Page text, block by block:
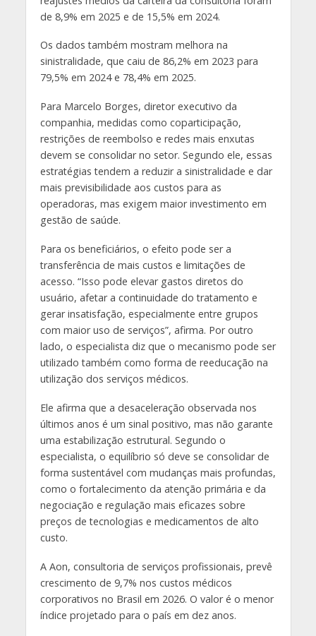
de 8,9% em 2025 e de 15,5% em 2024.
Os dados também mostram melhora na
sinistralidade, que caiu de 86,2% em 2023 para
79,5% em 2024 e 78,4% em 2025.
Para Marcelo Borges, diretor executivo da
companhia, medidas como coparticipação,
restrições de reembolso e redes mais enxutas
devem se consolidar no setor. Segundo ele, essas
estratégias tendem a reduzir a sinistralidade e dar
mais previsibilidade aos custos para as
operadoras, mas exigem maior investimento em
gestão de saúde.
Para os beneficiários, o efeito pode ser a
transferência de mais custos e limitações de
acesso. “Isso pode elevar gastos diretos do
usuário, afetar a continuidade do tratamento e
gerar insatisfação, especialmente entre grupos
com maior uso de serviços”, afirma. Por outro
lado, o especialista diz que o mecanismo pode ser
utilizado também como forma de reeducação na
utilização dos serviços médicos.
Ele afirma que a desaceleração observada nos
últimos anos é um sinal positivo, mas não garante
uma estabilização estrutural. Segundo o
especialista, o equilíbrio só deve se consolidar de
forma sustentável com mudanças mais profundas,
como o fortalecimento da atenção primária e da
negociação e regulação mais eficazes sobre
preços de tecnologias e medicamentos de alto
custo.
A Aon, consultoria de serviços profissionais, prevê
crescimento de 9,7% nos custos médicos
corporativos no Brasil em 2026. O valor é o menor
índice projetado para o país em dez anos.